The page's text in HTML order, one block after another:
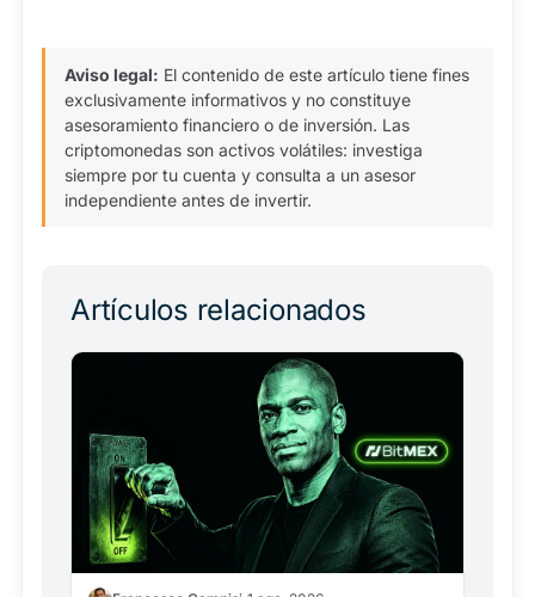
Aviso legal: El contenido de este artículo tiene fines
exclusivamente informativos y no constituye
asesoramiento financiero o de inversión. Las
criptomonedas son activos volátiles: investiga
siempre por tu cuenta y consulta a un asesor
independiente antes de invertir.
Artículos relacionados